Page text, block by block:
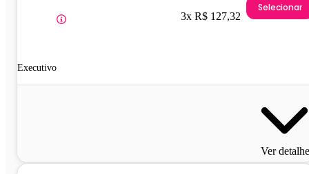
Executivo
3x R$ 127,32
Selecionar
Ver